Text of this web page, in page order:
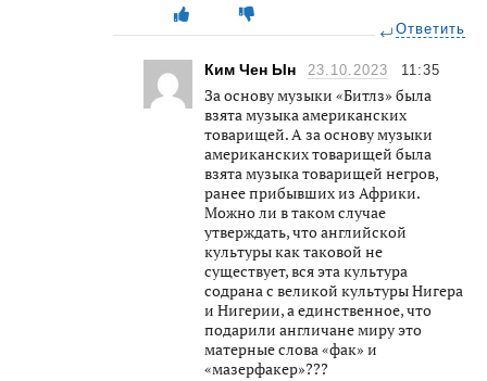
Ответить
Ким Чен Ын 23.10.2023 11:35
За основу музыки «Битлз» была
взята музыка американских
товарищей. А за основу музыки
американских товарищей была
взята музыка товарищей негров,
ранее прибывших из Африки.
Можно ли в таком случае
утверждать, что английской
культуры как таковой не
существует, вся эта культура
содрана с великой культуры Нигера
и Нигерии, а единственное, что
подарили англичане миру это
матерные слова «фак» и
«мазерфакер»???